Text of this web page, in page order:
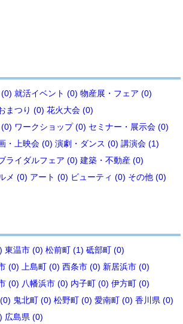
就活イベント (0) 物産展・フェア (0)
まつり (0) 花火大会 (0)
ワークショップ (0) セミナー・展示会 (0)
・上映会 (0) 演劇・ダンス (0) 講演会 (1)
ライダルフェア (0) 建築・不動産 (0)
メ (0) アート (0) ビューティ (0) その他 (0)
東温市 (0) 松前町 (1) 砥部町 (0)
(0) 上島町 (0) 西条市 (0) 新居浜市 (0)
(0) 八幡浜市 (0) 内子町 (0) 伊方町 (0)
鬼北町 (0) 松野町 (0) 愛南町 (0) 香川県 (0)
広島県 (0)